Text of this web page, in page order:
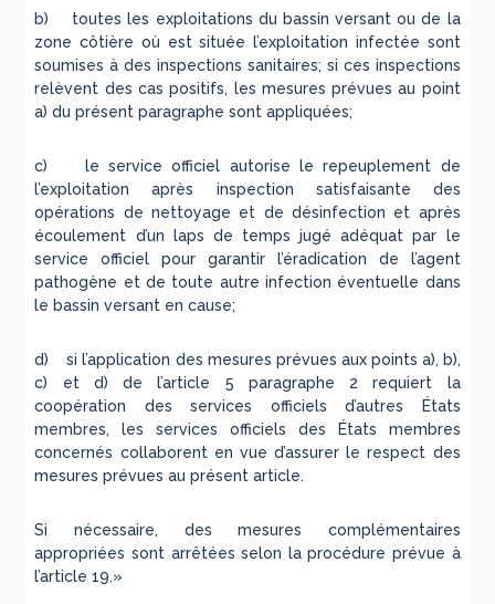
b) toutes les exploitations du bassin versant ou de la
zone côtière où est située l’exploitation infectée sont
soumises à des inspections sanitaires; si ces inspections
relèvent des cas positifs, les mesures prévues au point
a) du présent paragraphe sont appliquées;
c) le service officiel autorise le repeuplement de
l’exploitation après inspection satisfaisante des
opérations de nettoyage et de désinfection et après
écoulement d’un laps de temps jugé adéquat par le
service officiel pour garantir l’éradication de l’agent
pathogène et de toute autre infection éventuelle dans
le bassin versant en cause;
d) si l’application des mesures prévues aux points a), b),
c) et d) de l’article 5 paragraphe 2 requiert la
coopération des services officiels d’autres États
membres, les services officiels des États membres
concernés collaborent en vue d’assurer le respect des
mesures prévues au présent article.
Si nécessaire, des mesures complémentaires
appropriées sont arrêtées selon la procédure prévue à
l’article 19.»